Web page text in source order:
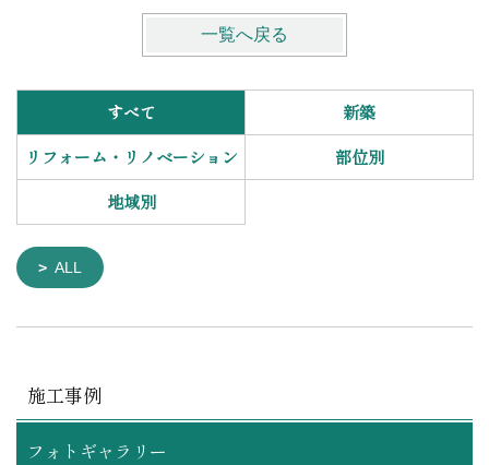
一覧へ戻る
すべて
新築
リフォーム・リノベーション
部位別
地域別
ALL
施工事例
フォトギャラリー